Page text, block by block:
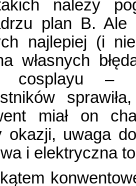
należy
plan B.
najlepiej (i
własnych
cosplayu –
miał on
okazji, uwaga
i elektryczna